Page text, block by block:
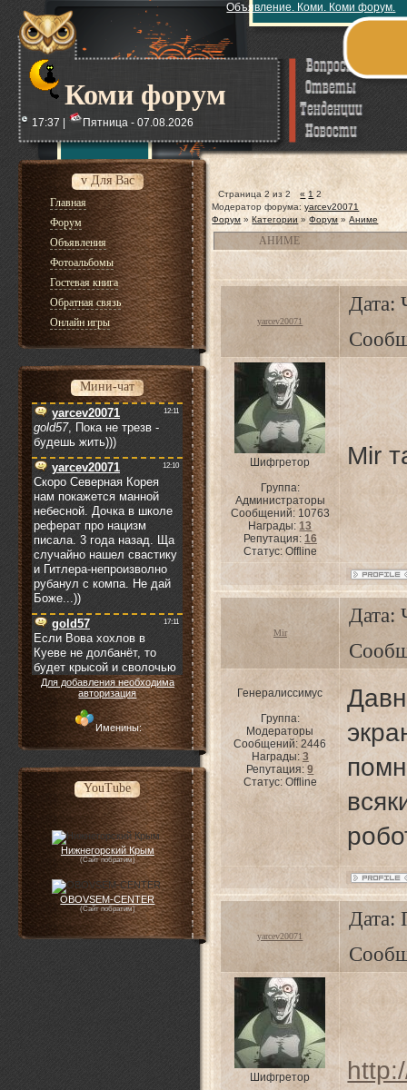
Коми форум
Объявление. Коми. Коми форум.
17:37 | Пятница - 07.08.2026
v Для Вас
Главная
Форум
Объявления
Фотоальбомы
Гостевая книга
Обратная связь
Онлайн игры
Мини-чат
Для добавления необходима
авторизация
Именины:
YouTube
Нижнегорский Крым
(Сайт побратим)
OBOVSEM-CENTER
(Сайт побратим)
Страница2 из2 « 1 2
Модератор форума:yarcev20071
Форум » Категории » Форум » Аниме
АНИМЕ
yarcev20071
Дата:
Шифгретор
Группа:
Администраторы
Сообщений:10763
Награды:13
Репутация: 16
Статус: Offline
Mir
Mir
Дата:
Генералиссимус
Группа:
Модераторы
Сообщений:2446
Награды:3
Репутация:9
Статус: Offline
yarcev20071
Дата:
Шифгретор